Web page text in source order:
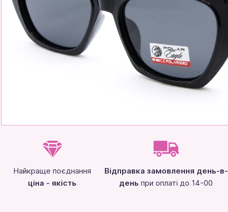
Найкраще поєднання
ціна - якість
Відправка замовлення день-в-
день при оплаті до 14-00